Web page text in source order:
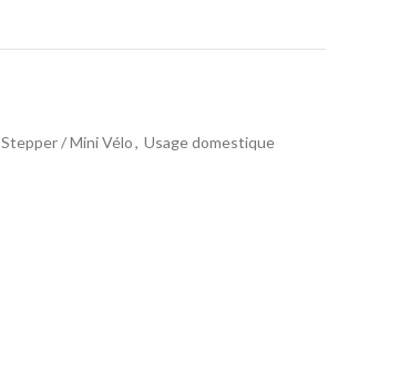
Stepper / Mini Vélo, Usage domestique